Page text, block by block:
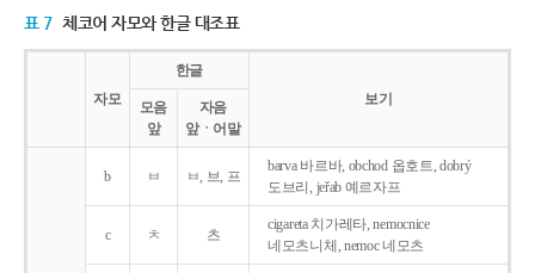
표 7 체코어 자모와 한글 대조표
자모
한글
보기
모음
앞
자음
앞ㆍ어말
b ㅂ ㅂ, 브, 프
barva 바르바, obchod 옵호트, dobrý
도브리, jeřab 예르자프
c ㅊ 츠
cigareta 치가레타, nemocnice
네모츠니체, nemoc 네모츠